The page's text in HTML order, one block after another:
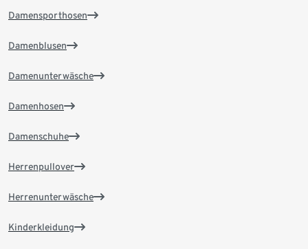
Damensporthosen
Damenblusen
Damenunterwäsche
Damenhosen
Damenschuhe
Herrenpullover
Herrenunterwäsche
Kinderkleidung